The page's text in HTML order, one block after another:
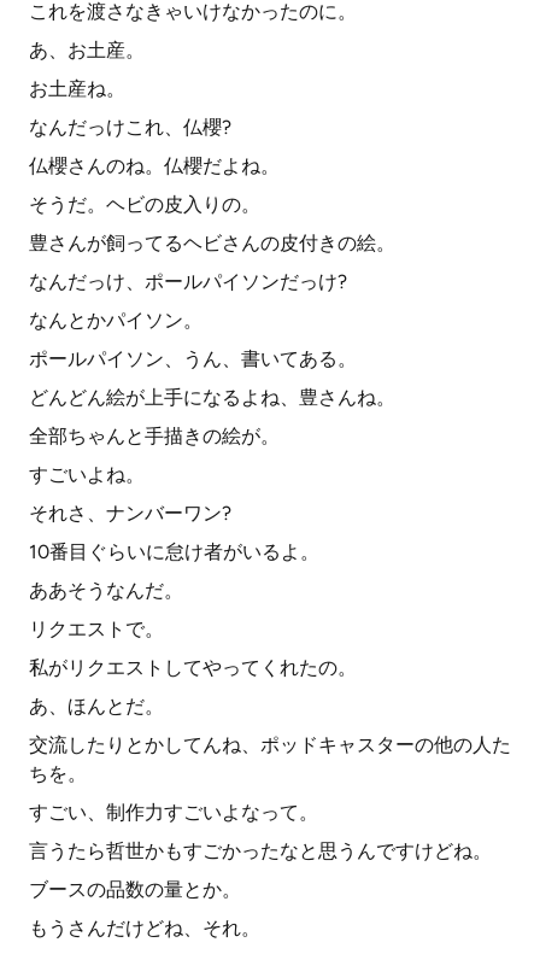
これを渡さなきゃいけなかったのに。
あ、お土産。
お土産ね。
なんだっけこれ、仏櫻?
仏櫻さんのね。仏櫻だよね。
そうだ。ヘビの皮入りの。
豊さんが飼ってるヘビさんの皮付きの絵。
なんだっけ、ポールパイソンだっけ?
なんとかパイソン。
ポールパイソン、うん、書いてある。
どんどん絵が上手になるよね、豊さんね。
全部ちゃんと手描きの絵が。
すごいよね。
それさ、ナンバーワン?
10番目ぐらいに怠け者がいるよ。
ああそうなんだ。
リクエストで。
私がリクエストしてやってくれたの。
あ、ほんとだ。
交流したりとかしてんね、ポッドキャスターの他の人た
ちを。
すごい、制作力すごいよなって。
言うたら哲世かもすごかったなと思うんですけどね。
ブースの品数の量とか。
もうさんだけどね、それ。